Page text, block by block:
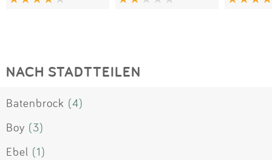
NACH STADTTEILEN
Batenbrock (4)
Boy (3)
Ebel (1)